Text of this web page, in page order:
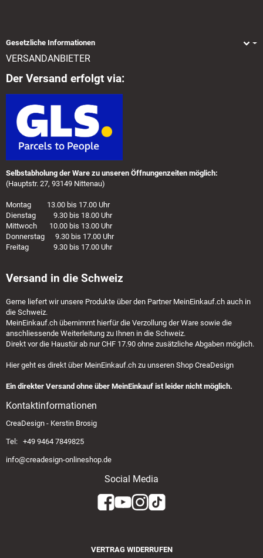
Gesetzliche Informationen
VERSANDANBIETER
Der Versand erfolgt via:
Selbstabholung der Ware zu unseren Öffnungenzeiten möglich:
(Hauptstr. 27, 93149 Nittenau)
Montag 13.00 bis 17.00 Uhr
Dienstag 9.30 bis 18.00 Uhr
Mittwoch 10.00 bis 13.00 Uhr
Donnerstag 9.30 bis 17.00 Uhr
Freitag 9.30 bis 17.00 Uhr
Versand in die Schweiz
Gerne liefert wir unsere Produkte über den Partner MeinEinkauf.ch auch in
die Schweiz.
MeinEinkauf.ch übernimmt hierfür die Verzollung der Ware sowie die
anschliessende Weiterleitung zu Ihnen in die Schweiz.
Direkt vor die Haustür ab nur CHF 17.90 ohne zusätzliche Abgaben möglich.
Hier geht es direkt über MeinEinkauf.ch zu unseren Shop CreaDesign
Ein direkter Versand ohne über MeinEinkauf ist leider nicht möglich.
Kontaktinformationen
CreaDesign - Kerstin Brosig
Tel: +49 9464 7849825
info@creadesign-onlineshop.de
Social Media
VERTRAG WIDERRUFEN